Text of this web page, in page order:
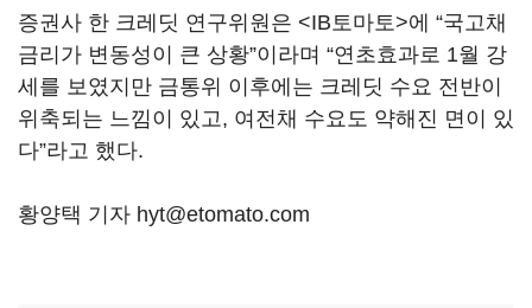
증권사 한 크레딧 연구위원은 <IB토마토>에 “국고채
금리가 변동성이 큰 상황”이라며 “연초효과로 1월 강
세를 보였지만 금통위 이후에는 크레딧 수요 전반이
위축되는 느낌이 있고, 여전채 수요도 약해진 면이 있
다”라고 했다.
황양택 기자 hyt@etomato.com